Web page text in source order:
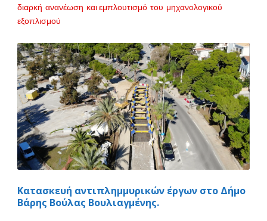
διαρκή ανανέωση και εμπλουτισμό του μηχανολογικού
εξοπλισμού
Κατασκευή αντιπλημμυρικών έργων στο Δήμο
Βάρης Βούλας Βουλιαγμένης.